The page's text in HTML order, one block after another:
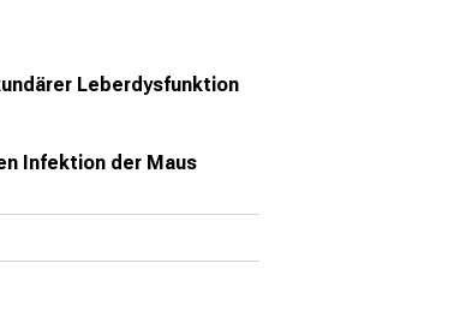
Leberdysfunktion
Infektion der Maus